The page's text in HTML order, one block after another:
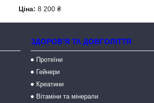
Ціна: 8 200 ₴
ЗДОРОВ'Я ТА ДОВГОЛІТТЯ
Протеїни
Гейнери
Креатини
Вітаміни та мінерали